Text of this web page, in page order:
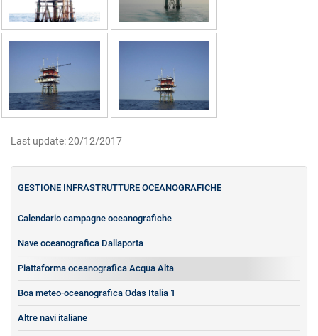
Last update: 20/12/2017
GESTIONE INFRASTRUTTURE OCEANOGRAFICHE
Calendario campagne oceanografiche
Nave oceanografica Dallaporta
Piattaforma oceanografica Acqua Alta
Boa meteo-oceanografica Odas Italia 1
Altre navi italiane